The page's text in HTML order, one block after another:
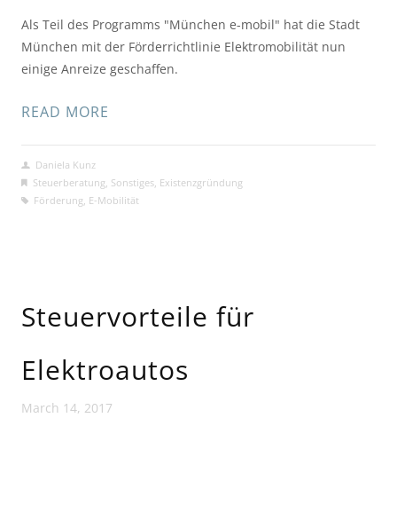
Als Teil des Programms "München e-mobil" hat die Stadt
München mit der Förderrichtlinie Elektromobilität nun
einige Anreize geschaffen.
READ MORE
Daniela Kunz
Steuerberatung Sonstiges, Existenzgründung
Förderung E-Mobilität
Steuervorteile für
Elektroautos
March 14, 2017